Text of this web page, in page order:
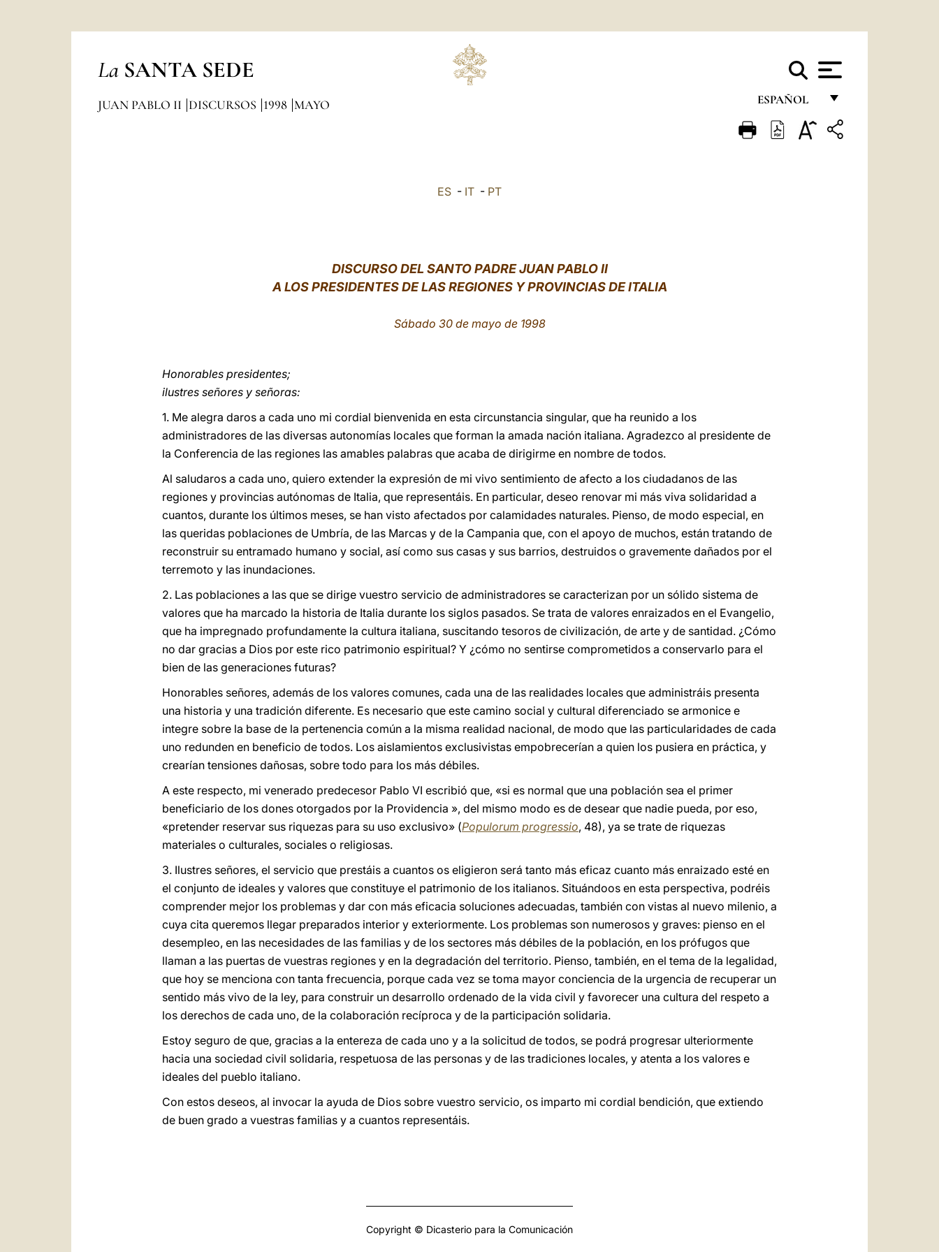
La SANTA SEDE
ESPAÑOL
FRANÇAIS
JUAN PABLO II DISCURSOS 1998 MAYO
ES - IT - PT
DISCURSO DEL SANTO PADRE JUAN PABLO II
A LOS PRESIDENTES DE LAS REGIONES Y PROVINCIAS DE ITALIA
Sábado 30 de mayo de 1998
Honorables presidentes;
ilustres señores y señoras:
1. Me alegra daros a cada uno mi cordial bienvenida en esta circunstancia singular, que ha reunido a los
administradores de las diversas autonomías locales que forman la amada nación italiana. Agradezco al presidente de
la Conferencia de las regiones las amables palabras que acaba de dirigirme en nombre de todos.
Al saludaros a cada uno, quiero extender la expresión de mi vivo sentimiento de afecto a los ciudadanos de las
regiones y provincias autónomas de Italia, que representáis. En particular, deseo renovar mi más viva solidaridad a
cuantos, durante los últimos meses, se han visto afectados por calamidades naturales. Pienso, de modo especial, en
las queridas poblaciones de Umbría, de las Marcas y de la Campania que, con el apoyo de muchos, están tratando de
reconstruir su entramado humano y social, así como sus casas y sus barrios, destruidos o gravemente dañados por el
terremoto y las inundaciones.
2. Las poblaciones a las que se dirige vuestro servicio de administradores se caracterizan por un sólido sistema de
valores que ha marcado la historia de Italia durante los siglos pasados. Se trata de valores enraizados en el Evangelio,
que ha impregnado profundamente la cultura italiana, suscitando tesoros de civilización, de arte y de santidad. ¿Cómo
no dar gracias a Dios por este rico patrimonio espiritual? Y ¿cómo no sentirse comprometidos a conservarlo para el
bien de las generaciones futuras?
Honorables señores, además de los valores comunes, cada una de las realidades locales que administráis presenta
una historia y una tradición diferente. Es necesario que este camino social y cultural diferenciado se armonice e
integre sobre la base de la pertenencia común a la misma realidad nacional, de modo que las particularidades de cada
uno redunden en beneficio de todos. Los aislamientos exclusivistas empobrecerían a quien los pusiera en práctica, y
crearían tensiones dañosas, sobre todo para los más débiles.
A este respecto, mi venerado predecesor Pablo VI escribió que, «si es normal que una población sea el primer
beneficiario de los dones otorgados por la Providencia », del mismo modo es de desear que nadie pueda, por eso,
«pretender reservar sus riquezas para su uso exclusivo» (Populorum progressio, 48), ya se trate de riquezas
materiales o culturales, sociales o religiosas.
3. Ilustres señores, el servicio que prestáis a cuantos os eligieron será tanto más eficaz cuanto más enraizado esté en
el conjunto de ideales y valores que constituye el patrimonio de los italianos. Situándoos en esta perspectiva, podréis
comprender mejor los problemas y dar con más eficacia soluciones adecuadas, también con vistas al nuevo milenio, a
cuya cita queremos llegar preparados interior y exteriormente. Los problemas son numerosos y graves: pienso en el
desempleo, en las necesidades de las familias y de los sectores más débiles de la población, en los prófugos que
llaman a las puertas de vuestras regiones y en la degradación del territorio. Pienso, también, en el tema de la legalidad,
que hoy se menciona con tanta frecuencia, porque cada vez se toma mayor conciencia de la urgencia de recuperar un
sentido más vivo de la ley, para construir un desarrollo ordenado de la vida civil y favorecer una cultura del respeto a
los derechos de cada uno, de la colaboración recíproca y de la participación solidaria.
Estoy seguro de que, gracias a la entereza de cada uno y a la solicitud de todos, se podrá progresar ulteriormente
hacia una sociedad civil solidaria, respetuosa de las personas y de las tradiciones locales, y atenta a los valores e
ideales del pueblo italiano.
Con estos deseos, al invocar la ayuda de Dios sobre vuestro servicio, os imparto mi cordial bendición, que extiendo
de buen grado a vuestras familias y a cuantos representáis.
Copyright © Dicasterio para la Comunicación